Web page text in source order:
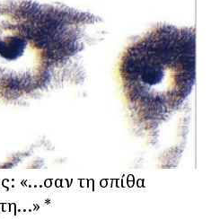
«…σαν τη σπίθα
*